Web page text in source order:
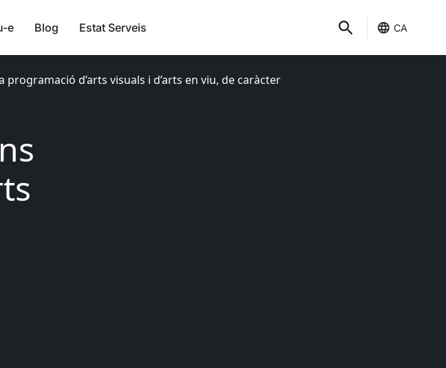
e Blog Estat Serveis CA
d’arts visuals i d’arts en viu, de caràcter